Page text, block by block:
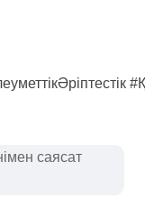
саясат